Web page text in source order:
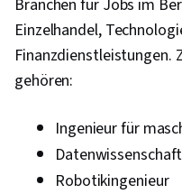
Branchen für Jobs im
Einzelhandel,
Finanzdienstleistungen.
gehören:
Ingenieur für
Robotikingenieur